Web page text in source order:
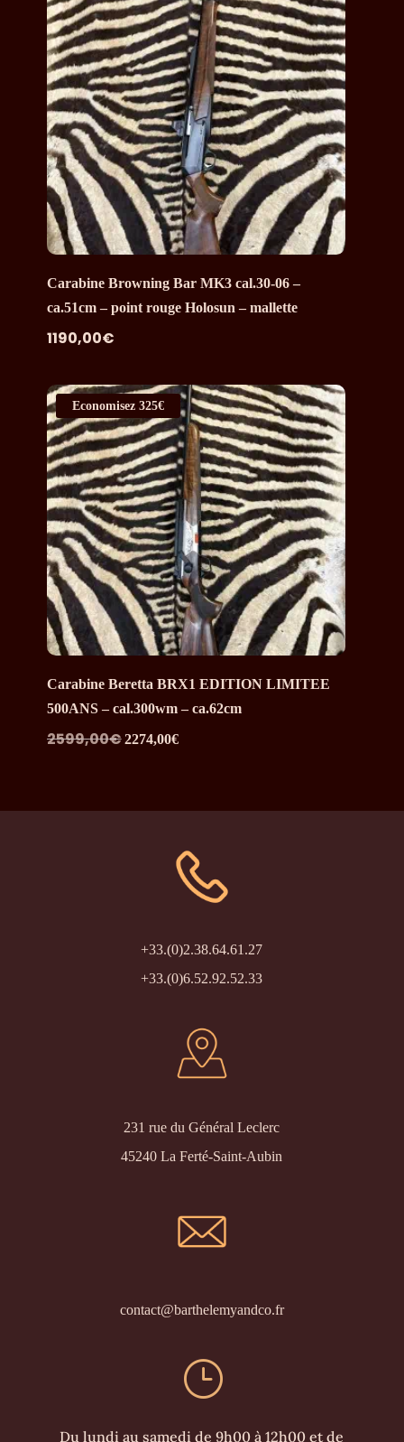
Carabine Browning Bar MK3 cal.30-06 –
ca.51cm – point rouge Holosun – mallette
1190,00€
Economisez325€
Carabine Beretta BRX1 EDITION LIMITEE
500ANS – cal.300wm – ca.62cm
2599,00€Le
était :
2274,00€Le
est :
+33.(0)2.38.64.61.27
+33.(0)6.52.92.52.33
231 rue du Général Leclerc
45240 La Ferté-Saint-Aubin
contact@barthelemyandco.fr
}
Du lundi au samedi de 9h00 à 12h00 et de